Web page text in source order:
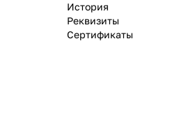
История
Реквизиты
Сертификаты